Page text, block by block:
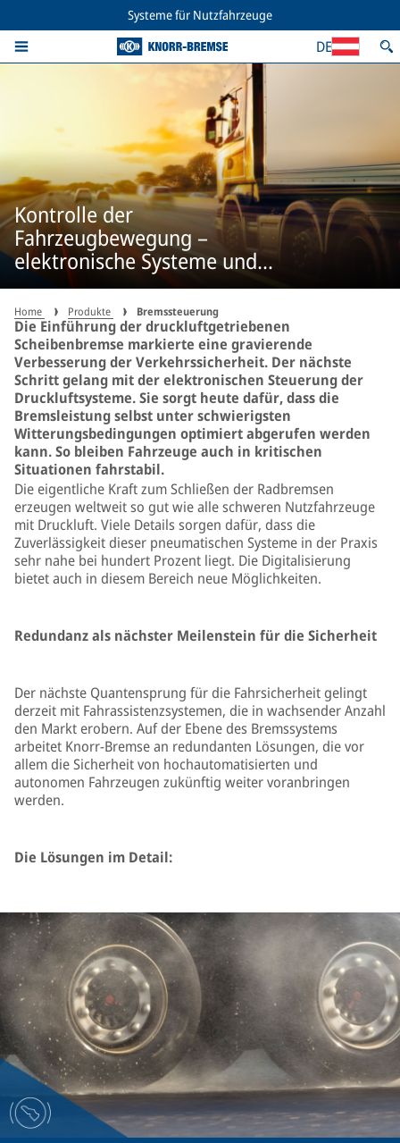
Systeme für Nutzfahrzeuge
DE
Kontrolle der
Fahrzeugbewegung –
elektronische Systeme und
pneumatische Komponenten
Home Produkte Bremssteuerung
Die Einführung der druckluftgetriebenen
Scheibenbremse markierte eine gravierende
Verbesserung der Verkehrssicherheit. Der nächste
Schritt gelang mit der elektronischen Steuerung der
Druckluftsysteme. Sie sorgt heute dafür, dass die
Bremsleistung selbst unter schwierigsten
Witterungsbedingungen optimiert abgerufen werden
kann. So bleiben Fahrzeuge auch in kritischen
Situationen fahrstabil.
Die eigentliche Kraft zum Schließen der Radbremsen
erzeugen weltweit so gut wie alle schweren Nutzfahrzeuge
mit Druckluft. Viele Details sorgen dafür, dass die
Zuverlässigkeit dieser pneumatischen Systeme in der Praxis
sehr nahe bei hundert Prozent liegt. Die Digitalisierung
bietet auch in diesem Bereich neue Möglichkeiten.
Redundanz als nächster Meilenstein für die Sicherheit
Der nächste Quantensprung für die Fahrsicherheit gelingt
derzeit mit Fahrassistenzsystemen, die in wachsender Anzahl
den Markt erobern. Auf der Ebene des Bremssystems
arbeitet Knorr-Bremse an redundanten Lösungen, die vor
allem die Sicherheit von hochautomatisierten und
autonomen Fahrzeugen zukünftig weiter voranbringen
werden.
Die Lösungen im Detail: